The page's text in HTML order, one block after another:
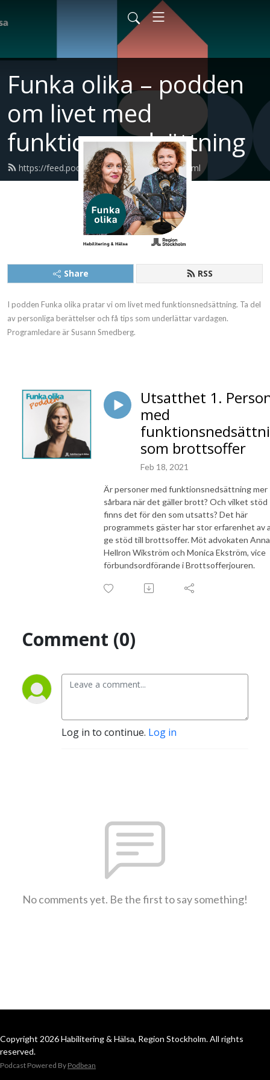
Funka olika – podden
om livet med
funktionsnedsättning
https://feed.podbean.com/habilitering/feed.xml
Share RSS
I podden Funka olika pratar vi om livet med funktionsnedsättning. Ta del
av personliga berättelser och få tips som underlättar vardagen.
Programledare är Susann Smedberg.
Utsatthet 1.
med
som brottsoffer
Feb 18, 2021
Är personer med funktionsnedsättning mer
sårbara när det gäller brott? Och vilket stöd
finns det för den som utsatts? Det här
programmets gäster har stor erfarenhet av
ge stöd till brottsoffer. Möt advokaten Anna
Hellron Wikström och Monica Ekström, vice
förbundsordförande i Brottsofferjouren.
Comment (0)
Log in to continue. Log in
No comments yet. Be the first to say something!
Copyright 2026 Habilitering & Hälsa, Region Stockholm. All rights
reserved.
Podcast Powered By Podbean